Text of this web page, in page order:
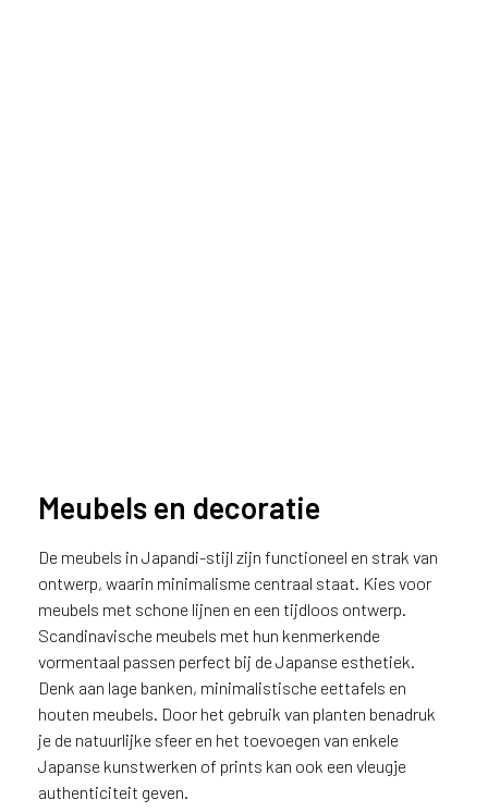
Meubels en decoratie
De meubels in Japandi-stijl zijn functioneel en strak van
ontwerp, waarin minimalisme centraal staat. Kies voor
meubels met schone lijnen en een tijdloos ontwerp.
Scandinavische meubels met hun kenmerkende
vormentaal passen perfect bij de Japanse esthetiek.
Denk aan lage banken, minimalistische eettafels en
houten meubels. Door het gebruik van planten benadruk
je de natuurlijke sfeer en het toevoegen van enkele
Japanse kunstwerken of prints kan ook een vleugje
authenticiteit geven.